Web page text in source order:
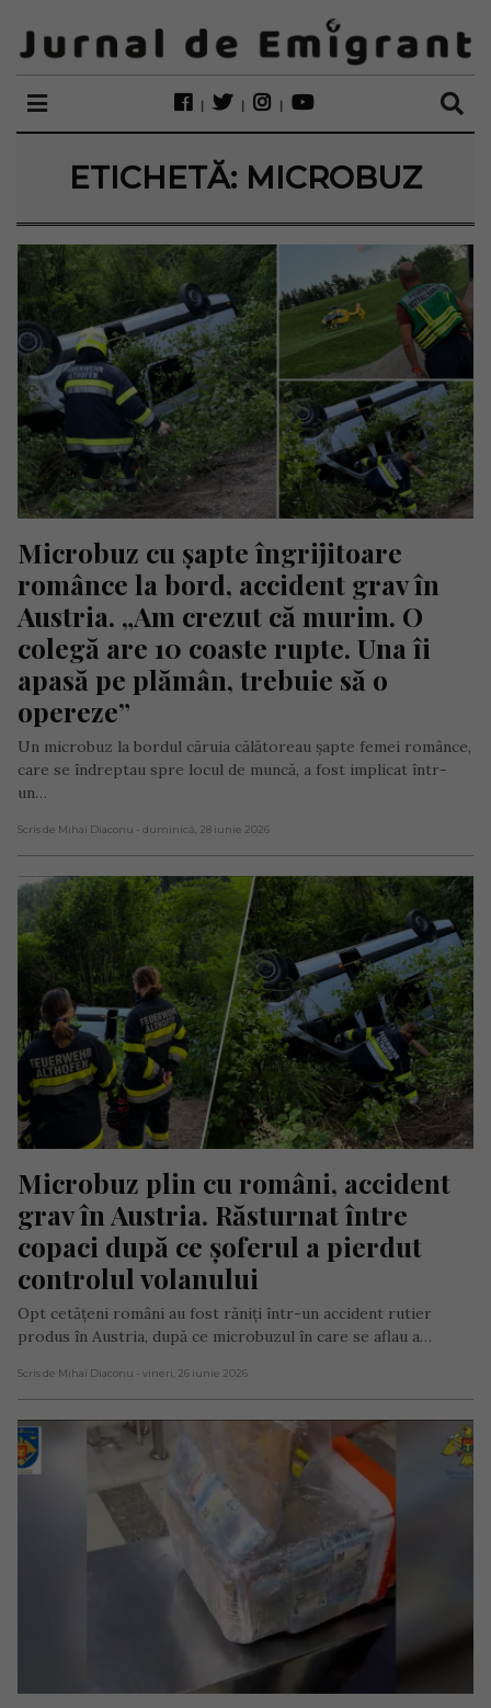
ETICHETĂ: MICROBUZ
Microbuz cu șapte îngrijitoare
românce la bord, accident grav în
Austria. „Am crezut că murim. O
colegă are 10 coaste rupte. Una îi
apasă pe plămân, trebuie să o
opereze”
Un microbuz la bordul căruia călătoreau șapte femei românce,
care se îndreptau spre locul de muncă, a fost implicat într-
un…
Scris de Mihai Diaconu - duminică, 28 iunie 2026
Microbuz plin cu români, accident
grav în Austria. Răsturnat între
copaci după ce șoferul a pierdut
controlul volanului
Opt cetățeni români au fost răniți într-un accident rutier
produs în Austria, după ce microbuzul în care se aflau a…
Scris de Mihai Diaconu - vineri, 26 iunie 2026